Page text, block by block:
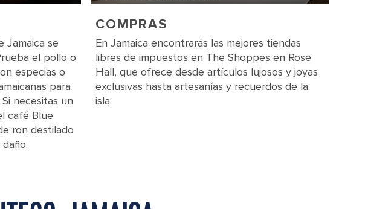
Jamaica se
el pollo o
especias o
para
necesitas un
café Blue
ron destilado
COMPRAS
En Jamaica encontrarás las mejores tiendas
libres de impuestos en The Shoppes en Rose
Hall, que ofrece desde artículos lujosos y joyas
exclusivas hasta artesanías y recuerdos de la
isla.